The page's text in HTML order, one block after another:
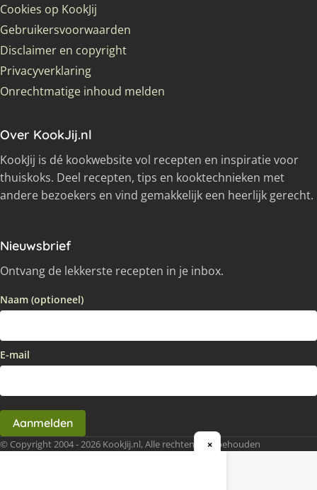
Cookies op KookJij
Gebruikersvoorwaarden
Disclaimer en copyright
Privacyverklaring
Onrechtmatige inhoud melden
Over KookJij.nl
KookJij is dé kookwebsite vol recepten en inspiratie voor
thuiskoks. Deel recepten, tips en kooktechnieken met
andere bezoekers en vind gemakkelijk een heerlijk gerecht.
Nieuwsbrief
Ontvang de lekkerste recepten in je inbox.
Naam (optioneel)
E-mail
Aanmelden
© Copyright 2004 - 2026 KookJij.nl, Alle rechten voorbehouden
×